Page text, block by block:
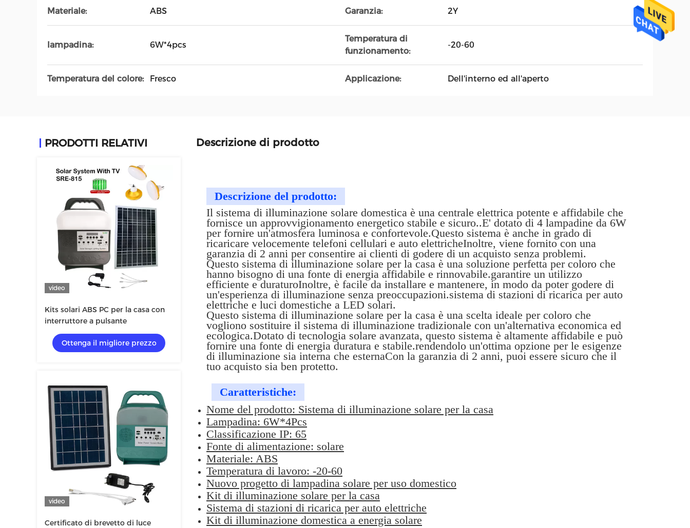
Materiale: ABS Garanzia: 2Y
lampadina: 6W*4pcs
Temperatura di
funzionamento:
-20-60
Temperatura del colore: Fresco Applicazione: Dell'interno ed all'aperto
PRODOTTI RELATIVI
video
Kits solari ABS PC per la casa con
interruttore a pulsante
Ottenga il migliore prezzo
video
Certificato di brevetto di luce
Descrizione di prodotto
Descrizione del prodotto:
Il sistema di illuminazione solare domestica è una centrale elettrica potente e affidabile che
fornisce un approvvigionamento energetico stabile e sicuro..E' dotato di 4 lampadine da 6W
per fornire un'atmosfera luminosa e confortevole.Questo sistema è anche in grado di
ricaricare velocemente telefoni cellulari e auto elettricheInoltre, viene fornito con una
garanzia di 2 anni per consentire ai clienti di godere di un acquisto senza problemi.
Questo sistema di illuminazione solare per la casa è una soluzione perfetta per coloro che
hanno bisogno di una fonte di energia affidabile e rinnovabile.garantire un utilizzo
efficiente e duraturoInoltre, è facile da installare e mantenere, in modo da poter godere di
un'esperienza di illuminazione senza preoccupazioni.sistema di stazioni di ricarica per auto
elettriche e luci domestiche a LED solari.
Questo sistema di illuminazione solare per la casa è una scelta ideale per coloro che
vogliono sostituire il sistema di illuminazione tradizionale con un'alternativa economica ed
ecologica.Dotato di tecnologia solare avanzata, questo sistema è altamente affidabile e può
fornire una fonte di energia duratura e stabile.rendendolo un'ottima opzione per le esigenze
di illuminazione sia interna che esternaCon la garanzia di 2 anni, puoi essere sicuro che il
tuo acquisto sia ben protetto.
Caratteristiche:
Nome del prodotto: Sistema di illuminazione solare per la casa
Lampadina: 6W*4Pcs
Classificazione IP: 65
Fonte di alimentazione: solare
Materiale: ABS
Temperatura di lavoro: -20-60
Nuovo progetto di lampadina solare per uso domestico
Kit di illuminazione solare per la casa
Sistema di stazioni di ricarica per auto elettriche
Kit di illuminazione domestica a energia solare